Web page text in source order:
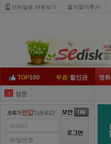
모바일로 바로보기 즐겨찾기추가
TOP100 무료·할인관 영화
3 엽문
클로젯
나쁜 녀석들
히트맨
아이디
비밀번호